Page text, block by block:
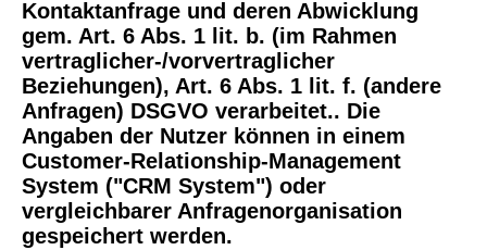
Kontaktanfrage und deren Abwicklung
gem. Art. 6 Abs. 1 lit. b. (im Rahmen
vertraglicher-/vorvertraglicher
Beziehungen), Art. 6 Abs. 1 lit. f. (andere
Anfragen) DSGVO verarbeitet.. Die
Angaben der Nutzer können in einem
Customer-Relationship-Management
System ("CRM System") oder
vergleichbarer Anfragenorganisation
gespeichert werden.